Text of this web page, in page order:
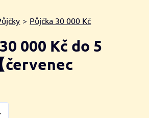
> Půjčka 30 000 Kč
000 Kč do 5
červenec